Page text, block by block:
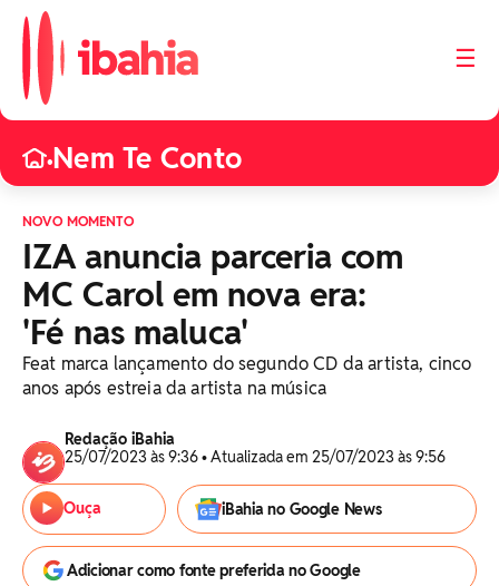
☰
•Nem Te Conto
NOVO MOMENTO
IZA anuncia parceria com
MC Carol em nova era:
'Fé nas maluca'
Feat marca lançamento do segundo CD da artista, cinco
anos após estreia da artista na música
Redação iBahia
25/07/2023 às 9:36 • Atualizada em 25/07/2023 às 9:56
Ouça iBahia no Google News
Adicionar como fonte preferida no Google